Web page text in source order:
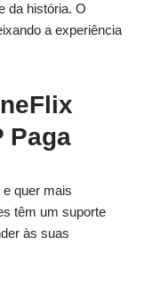
da história. O
a experiência
Paga
quer mais
têm um suporte
às suas